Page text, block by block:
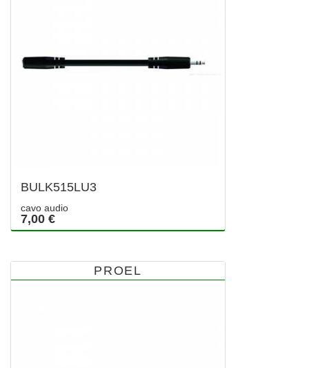
BULK515LU3
cavo audio
7,00 €
PROEL